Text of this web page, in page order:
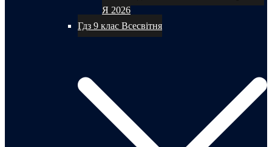
Я 2026
Гдз 9 клас Всесвітня